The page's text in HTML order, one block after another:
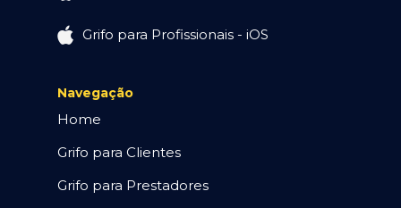
Grifo para Profissionais - iOS
Navegação
Home
Grifo para Clientes
Grifo para Prestadores